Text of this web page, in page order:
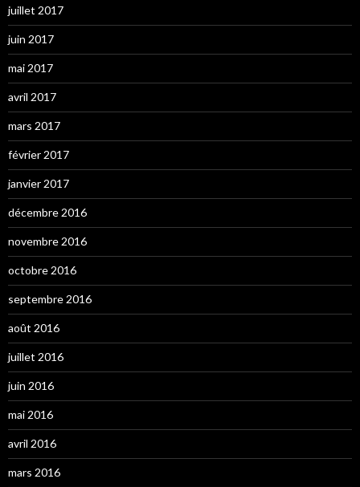
juillet 2017
juin 2017
mai 2017
avril 2017
mars 2017
février 2017
janvier 2017
décembre 2016
novembre 2016
octobre 2016
septembre 2016
août 2016
juillet 2016
juin 2016
mai 2016
avril 2016
mars 2016